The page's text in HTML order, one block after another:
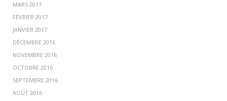
MARS 2017
FÉVRIER 2017
JANVIER 2017
DÉCEMBRE 2016
NOVEMBRE 2016
OCTOBRE 2016
SEPTEMBRE 2016
AOÛT 2016